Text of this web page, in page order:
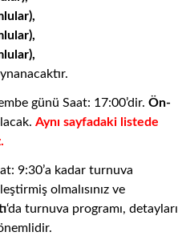
günü Saat: 17:00’dir. Ön-
Aynı sayfadaki listede
9:30’a kadar turnuva
olmalısınız ve
‘da turnuva programı, detayları